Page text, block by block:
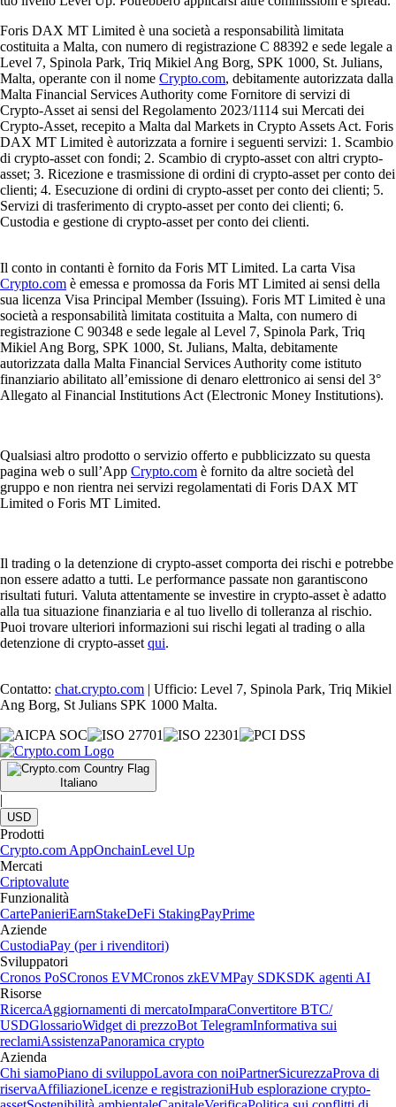
Foris DAX MT Limited è una società a responsabilità limitata
costituita a Malta, con numero di registrazione C 88392 e sede legale a
Level 7, Spinola Park, Triq Mikiel Ang Borg, SPK 1000, St. Julians,
Malta, operante con il nome Crypto.com, debitamente autorizzata dalla
Malta Financial Services Authority come Fornitore di servizi di
Crypto-Asset ai sensi del Regolamento 2023/1114 sui Mercati dei
Crypto-Asset, recepito a Malta dal Markets in Crypto Assets Act. Foris
DAX MT Limited è autorizzata a fornire i seguenti servizi: 1. Scambio
di crypto-asset con fondi; 2. Scambio di crypto-asset con altri crypto-
asset; 3. Ricezione e trasmissione di ordini di crypto-asset per conto dei
clienti; 4. Esecuzione di ordini di crypto-asset per conto dei clienti; 5.
Servizi di trasferimento di crypto-asset per conto dei clienti; 6.
Custodia e gestione di crypto-asset per conto dei clienti.
Il conto in contanti è fornito da Foris MT Limited. La carta Visa
Crypto.com è emessa e promossa da Foris MT Limited ai sensi della
sua licenza Visa Principal Member (Issuing). Foris MT Limited è una
società a responsabilità limitata costituita a Malta, con numero di
registrazione C 90348 e sede legale al Level 7, Spinola Park, Triq
Mikiel Ang Borg, SPK 1000, St. Julians, Malta, debitamente
autorizzata dalla Malta Financial Services Authority come istituto
finanziario abilitato all’emissione di denaro elettronico ai sensi del 3°
Allegato al Financial Institutions Act (Electronic Money Institutions).
Qualsiasi altro prodotto o servizio offerto e pubblicizzato su questa
pagina web o sull’App Crypto.com è fornito da altre società del
gruppo e non rientra nei servizi regolamentati di Foris DAX MT
Limited o Foris MT Limited.
Il trading o la detenzione di crypto-asset comporta dei rischi e potrebbe
non essere adatto a tutti. Le performance passate non garantiscono
risultati futuri. Valuta attentamente se investire in crypto-asset è adatto
alla tua situazione finanziaria e al tuo livello di tolleranza al rischio.
Puoi trovare ulteriori informazioni sui rischi legati al trading o alla
detenzione di crypto-asset qui.
Contatto: chat.crypto.com | Ufficio: Level 7, Spinola Park, Triq Mikiel
Ang Borg, St Julians SPK 1000 Malta.
Italiano
|
USD
Prodotti
Crypto.com AppOnchainLevel Up
Mercati
Criptovalute
Funzionalità
CartePanieriEarnStakeDeFi StakingPayPrime
Aziende
CustodiaPay (per i rivenditori)
Sviluppatori
Cronos PoSCronos EVMCronos zkEVMPay SDKSDK agenti AI
Risorse
RicercaAggiornamenti di mercatoImparaConvertitore BTC/
USDGlossarioWidget di prezzoBot TelegramInformativa sui
reclamiAssistenzaPanoramica crypto
Azienda
Chi siamoPiano di sviluppoLavora con noiPartnerSicurezzaProva di
riservaAffiliazioneLicenze e registrazioniHub esplorazione crypto-